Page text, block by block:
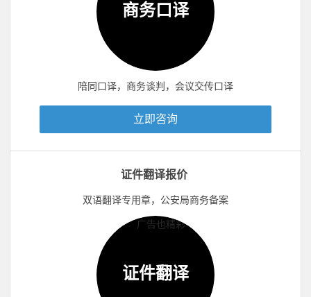
商务口译
陪同口译，商务谈判，会议交传口译
立即咨询
证件翻译报价
双语翻译专用章，公安局商务备案
证件翻译